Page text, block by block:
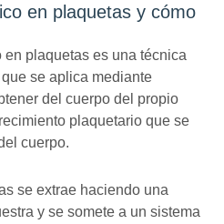
en plaquetas y cómo
en plaquetas es una técnica
se aplica mediante
del cuerpo del propio
plaquetario que se
cuerpo.
se extrae haciendo una
y se somete a un sistema